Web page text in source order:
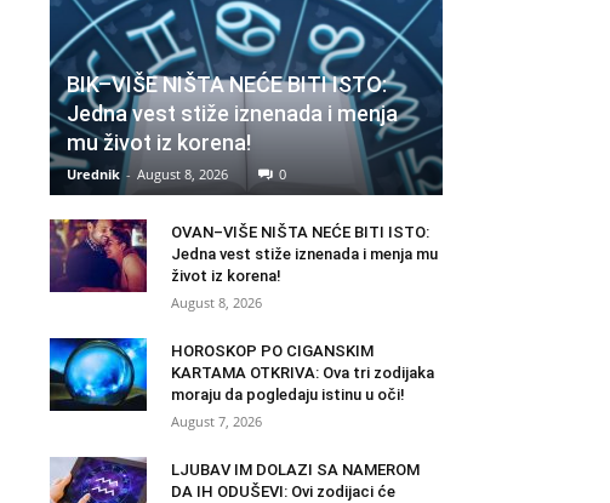
BIK–VIŠE NIŠTA NEĆE BITI ISTO:
Jedna vest stiže iznenada i menja
mu život iz korena!
Urednik - August 8, 2026 0
OVAN–VIŠE NIŠTA NEĆE BITI ISTO:
Jedna vest stiže iznenada i menja mu
život iz korena!
August 8, 2026
HOROSKOP PO CIGANSKIM
KARTAMA OTKRIVA: Ova tri zodijaka
moraju da pogledaju istinu u oči!
August 7, 2026
LJUBAV IM DOLAZI SA NAMEROM
DA IH ODUŠEVI: Ovi zodijaci će